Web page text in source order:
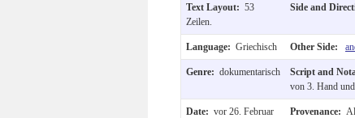
Text Layout: 53
Zeilen.
Side and
Language: Griechisch Other Side:
Genre: dokumentarisch Script and
von 3. Hand
Date: vor 26. Februar
Provenance: